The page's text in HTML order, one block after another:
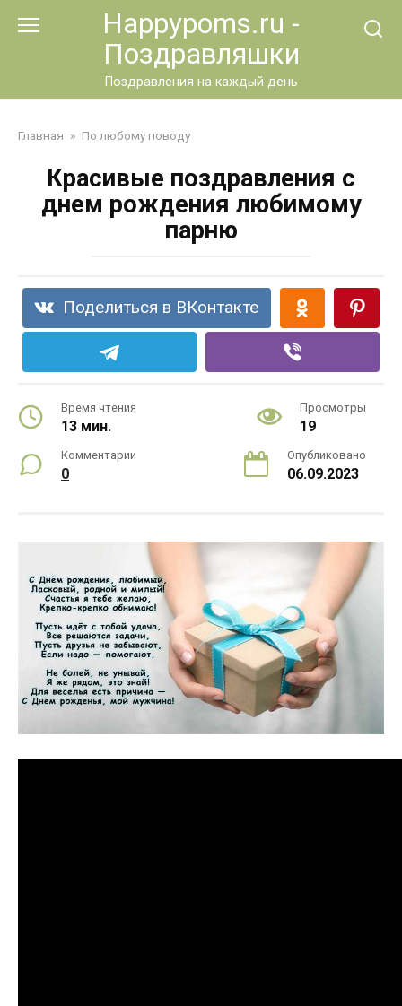
Happypoms.ru -
Поздравляшки
Поздравления на каждый день
Главная » По любому поводу
Красивые поздравления с
днем рождения любимому
парню
Поделиться в ВКонтакте
Время чтения
13 мин.
Просмотры
19
Комментарии
0
Опубликовано
06.09.2023